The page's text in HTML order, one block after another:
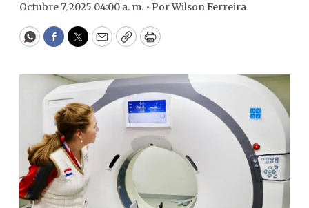
Octubre 7, 2025 04:00 a. m. • PorWilson Ferreira
WhatsApp
Facebook
Twitter
EmailCopyPrint